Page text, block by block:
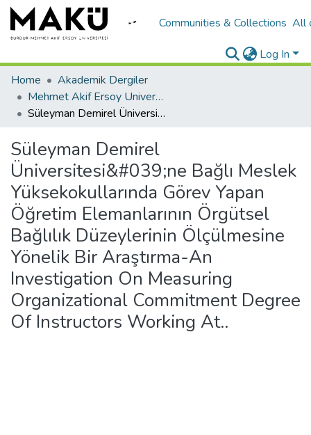
Communities & Collections All
Log In
Home
Akademik Dergiler
Mehmet Akif Ersoy University Journal of Social Sciences Institute
Süleyman Demirel Üniversitesi&#039;ne Bağlı Meslek Yüksekokullarında Görev Yapan Öğretim Elemanlarının Örgütsel Bağlılık Düzeylerinin Ölçülmesine Yönelik Bir Araştırma-An Investigation On Measuring Organizational Commitment Degree Of Instructors Working At..
Süleyman Demirel
Üniversitesi&#039;ne Bağlı Meslek
Yüksekokullarında Görev Yapan
Öğretim Elemanlarının Örgütsel
Bağlılık Düzeylerinin Ölçülmesine
Yönelik Bir Araştırma-An
Investigation On Measuring
Organizational Commitment Degree
Of Instructors Working At..